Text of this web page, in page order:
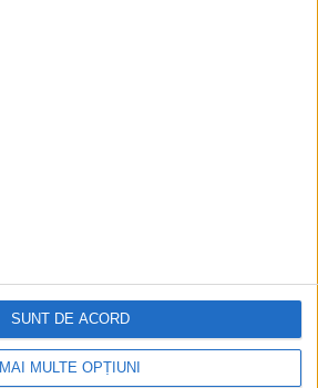
MAI MULTE OPȚIUNI
SUNT DE ACORD